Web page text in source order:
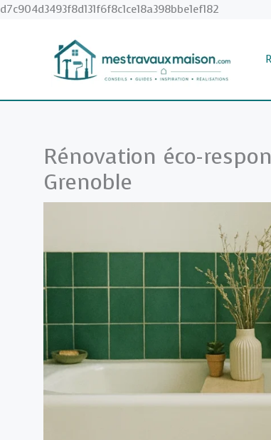
d7c904d3493f8d131f6f8c1ce18a398bbe1ef182
Rénovation éco-
Grenoble